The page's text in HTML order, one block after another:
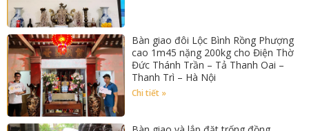
Bàn giao đôi Lộc Bình Rồng Phượng
cao 1m45 nặng 200kg cho Điện Thờ
Đức Thánh Trần – Tả Thanh Oai –
Thanh Trì – Hà Nội
Chi tiết »